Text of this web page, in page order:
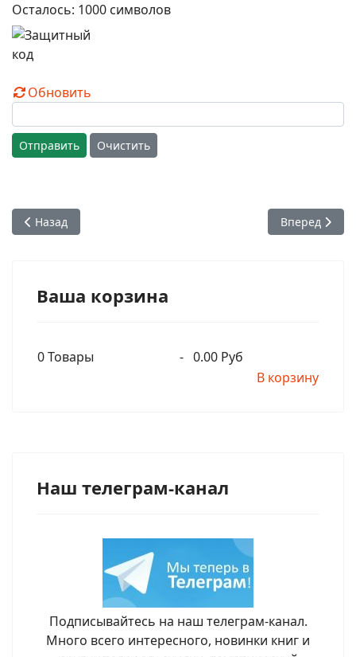
Осталось: 1000 символов
Обновить
Отправить Очистить
Предыдущий: Можно ли смотреть кино и телевизор?
Назад Следующий:
Вперед
Ваша корзина
0Товары - 0.00 Руб
В корзину
Наш телеграм-канал
Подписывайтесь на наш телеграм-канал.
Много всего интересного, новинки книг и